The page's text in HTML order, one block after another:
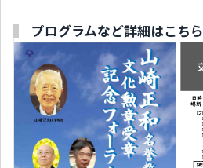
プログラムなど詳細はこちら